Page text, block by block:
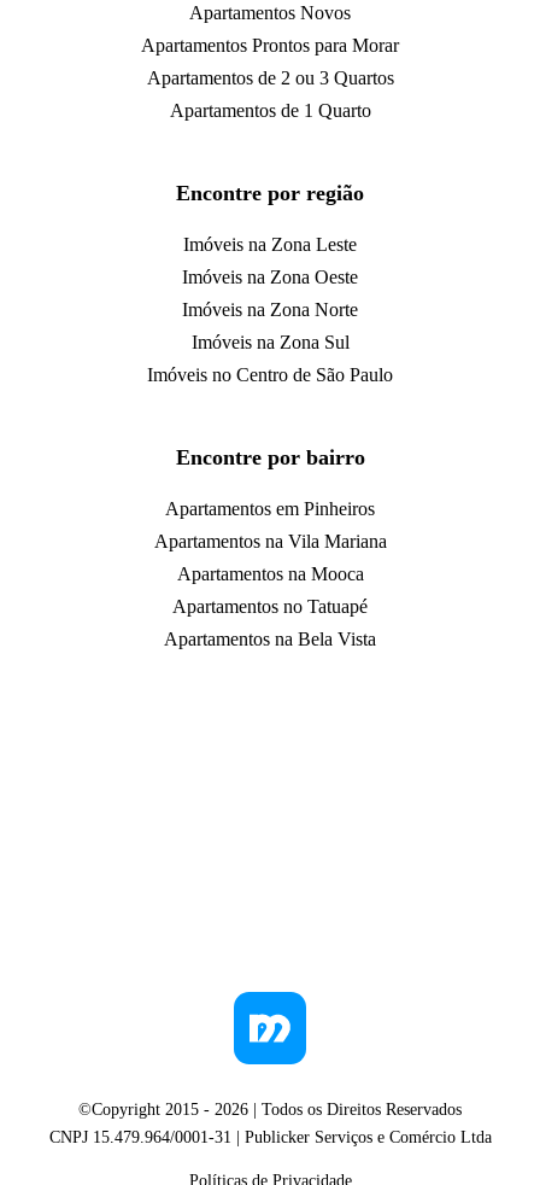
Apartamentos Novos
Apartamentos Prontos para Morar
Apartamentos de 2 ou 3 Quartos
Apartamentos de 1 Quarto
Encontre por região
Imóveis na Zona Leste
Imóveis na Zona Oeste
Imóveis na Zona Norte
Imóveis na Zona Sul
Imóveis no Centro de São Paulo
Encontre por bairro
Apartamentos em Pinheiros
Apartamentos na Vila Mariana
Apartamentos na Mooca
Apartamentos no Tatuapé
Apartamentos na Bela Vista
©Copyright 2015 - 2026 | Todos os Direitos Reservados
CNPJ 15.479.964/0001-31 | Publicker Serviços e Comércio Ltda
Políticas de Privacidade